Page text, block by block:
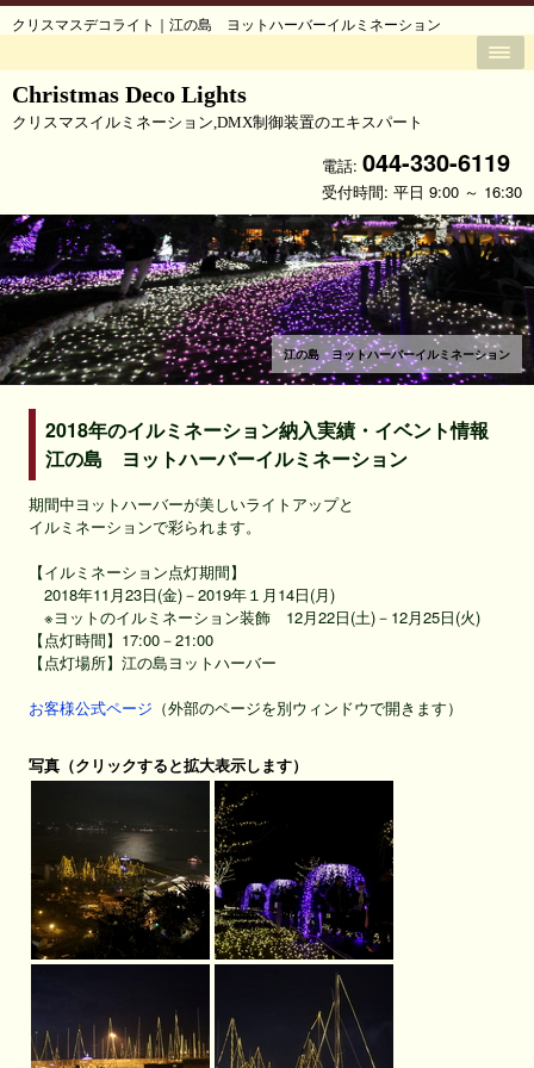
クリスマスデコライト｜江の島 ヨットハーバーイルミネーション
Christmas Deco Lights
クリスマスイルミネーション,DMX制御装置のエキスパート
電話: 044-330-6119
受付時間: 平日 9:00 ～ 16:30
江の島 ヨットハーバーイルミネーション
2018年のイルミネーション納入実績・イベント情報
江の島 ヨットハーバーイルミネーション
期間中ヨットハーバーが美しいライトアップと
イルミネーションで彩られます。
【イルミネーション点灯期間】
2018年11月23日(金)－2019年１月14日(月)
※ヨットのイルミネーション装飾 12月22日(土)－12月25日(火)
【点灯時間】17:00－21:00
【点灯場所】江の島ヨットハーバー
お客様公式ページ （外部のページを別ウィンドウで開きます）
写真（クリックすると拡大表示します）